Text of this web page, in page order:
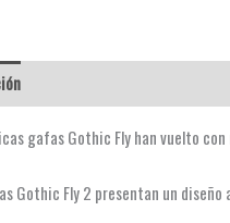
gafas Gothic Fly han vuelto
Gothic Fly 2 presentan un